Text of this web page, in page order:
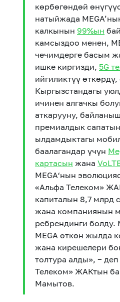
көрбөгөндөй
натыйжада
калкынын 99%ын
камсыздоо менен,
чечимдерге басым
ишке киргизди, 5G
ийгиликтүү
Кыргызстандагы
ичинен алгачкы
аткарууну,
премиалдык
ылдамдыктагы
баалагандар үчүн
картасын жана
MEGA‘нын
«Альфа Телеком»
капиталын 8,7 млрд
жана компаниянын
ребрендинги болду.
MEGA өткөн жылда
жана кирешелери
толтура алды», −
Телеком» ЖАКтын
Мамытов.